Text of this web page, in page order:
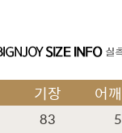
기장 어
83